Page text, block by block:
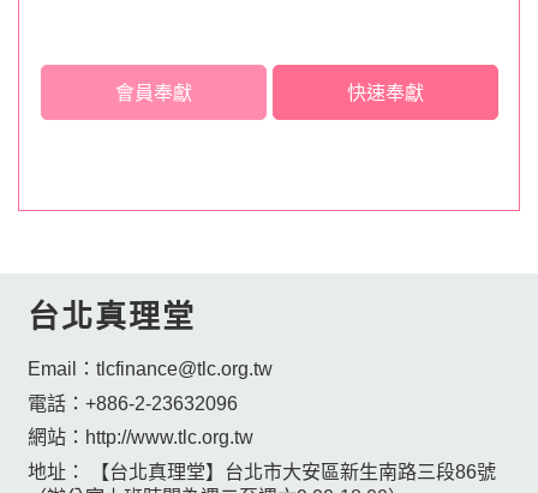
會員奉獻 快速奉獻
台北真理堂
Email： tlcfinance@tlc.org.tw
電話： +886-2-23632096
網站： http://www.tlc.org.tw
地址：
【台北真理堂】台北市大安區新生南路三段86號